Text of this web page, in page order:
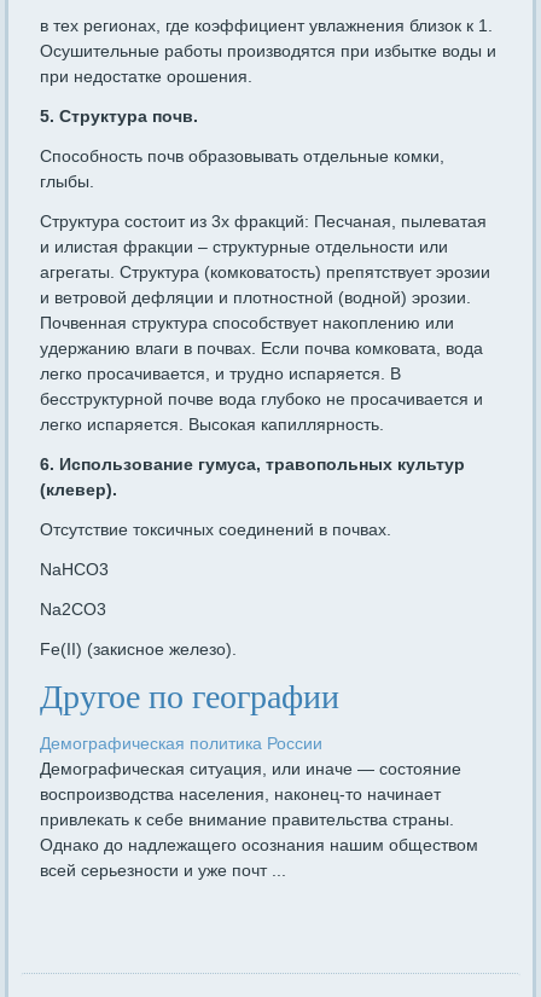
в тех регионах, где коэффициент увлажнения близок к 1.
Осушительные работы производятся при избытке воды и
при недостатке орошения.
5. Структура почв.
Способность почв образовывать отдельные комки,
глыбы.
Структура состоит из 3х фракций: Песчаная, пылеватая
и илистая фракции – структурные отдельности или
агрегаты. Структура (комковатость) препятствует эрозии
и ветровой дефляции и плотностной (водной) эрозии.
Почвенная структура способствует накоплению или
удержанию влаги в почвах. Если почва комковата, вода
легко просачивается, и трудно испаряется. В
бесструктурной почве вода глубоко не просачивается и
легко испаряется. Высокая капиллярность.
6. Использование гумуса, травопольных культур
(клевер).
Отсутствие токсичных соединений в почвах.
NaHCO3
Na2CO3
Fe(II) (закисное железо).
Другое по географии
Демографическая политика России
Демографическая ситуация, или иначе — состояние
воспроизводства населения, наконец-то начинает
привлекать к себе внимание правительства страны.
Однако до надлежащего осознания нашим обществом
всей серьезности и уже почт ...